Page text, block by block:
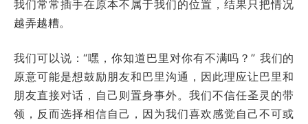
我们常常插手在原本不属于我们的位置，结果只把情况
越弄越糟。
我们可以说：“嘿，你知道巴里对你有不满吗？” 我们的
原意可能是想鼓励朋友和巴里沟通，因此理应让巴里和
朋友直接对话，自己则置身事外。我们不信任圣灵的带
领，反而选择相信自己，因为我们喜欢感觉自己不可或